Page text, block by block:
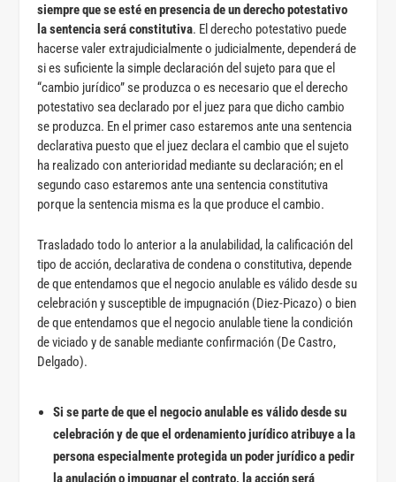
siempre que se esté en presencia de un derecho potestativo
la sentencia será constitutiva. El derecho potestativo puede
hacerse valer extrajudicialmente o judicialmente, dependerá de
si es suficiente la simple declaración del sujeto para que el
“cambio jurídico” se produzca o es necesario que el derecho
potestativo sea declarado por el juez para que dicho cambio
se produzca. En el primer caso estaremos ante una sentencia
declarativa puesto que el juez declara el cambio que el sujeto
ha realizado con anterioridad mediante su declaración; en el
segundo caso estaremos ante una sentencia constitutiva
porque la sentencia misma es la que produce el cambio.
Trasladado todo lo anterior a la anulabilidad, la calificación del
tipo de acción, declarativa de condena o constitutiva, depende
de que entendamos que el negocio anulable es válido desde su
celebración y susceptible de impugnación (Diez-Picazo) o bien
de que entendamos que el negocio anulable tiene la condición
de viciado y de sanable mediante confirmación (De Castro,
Delgado).
Si se parte de que el negocio anulable es válido desde su
celebración y de que el ordenamiento jurídico atribuye a la
persona especialmente protegida un poder jurídico a pedir
la anulación o impugnar el contrato, la acción será